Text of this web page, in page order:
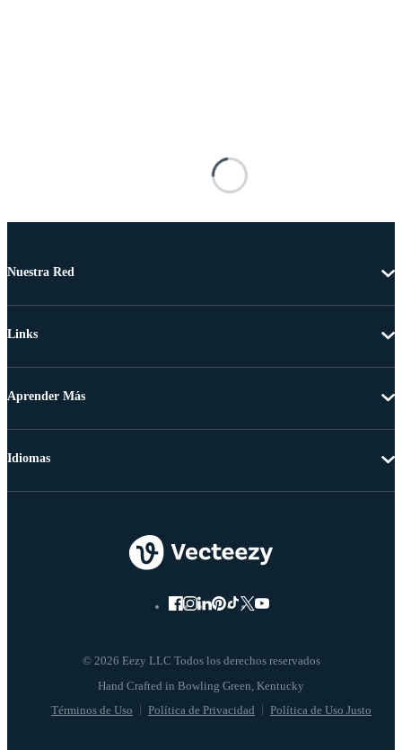
Nuestra Red
Links
Aprender Más
© 2026 Eezy LLC Todos los derechos reservados
Términos de Uso Política de Privacidad Política de Uso Justo
Idiomas